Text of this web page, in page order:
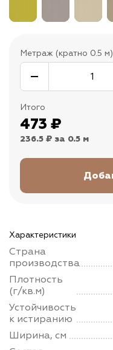
Метраж (кратно 0.5 м)
Итого
473 ₽
236.5 ₽ за 0.5 м
Характеристики
Страна
производства
Плотность
(г/кв.м)
Устойчивость
к истиранию
Ширина, см